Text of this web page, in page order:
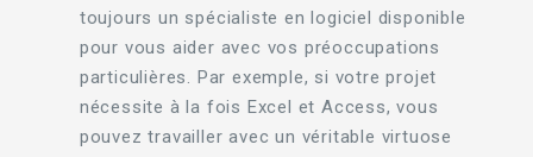
toujours un spécialiste en logiciel disponible
pour vous aider avec vos préoccupations
particulières. Par exemple, si votre projet
nécessite à la fois Excel et Access, vous
pouvez travailler avec un véritable virtuose